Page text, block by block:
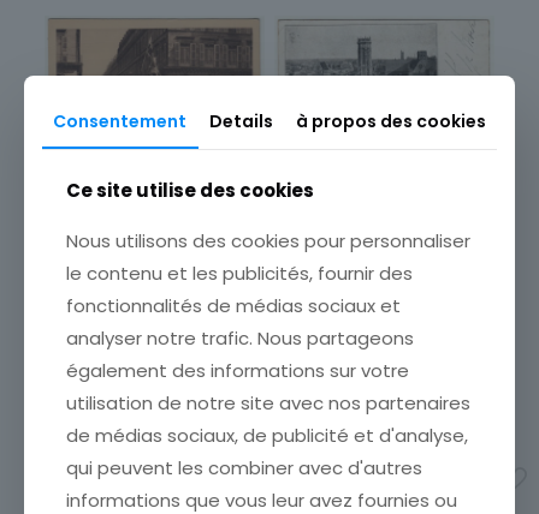
CARTE POSTALE LES PETITS
DE JEANNE D ARC
ETAT VOIR SCAN Cumulez
vos achats en visitant ma
boutique afin de réduire
vos frais de port. Attendez
que nous ayons calculé les
frais de port[…]
3,00€
Ajouter au panier
CARTE POSTALE PARIS
AUXERROIS TIMBRE BELGE
ETAT VOIR SCAN Cumulez
vos achats en visitant ma
boutique afin de réduire
vos frais de port. Attendez
que nous ayons calculé les
frais de port[…]
3,90€
Ajouter au panier
Consentement Details à propos des cookies
Ce site utilise des cookies
Nous utilisons des cookies pour personnaliser
le contenu et les publicités, fournir des
fonctionnalités de médias sociaux et
analyser notre trafic. Nous partageons
également des informations sur votre
utilisation de notre site avec nos partenaires
de médias sociaux, de publicité et d'analyse,
qui peuvent les combiner avec d'autres
informations que vous leur avez fournies ou